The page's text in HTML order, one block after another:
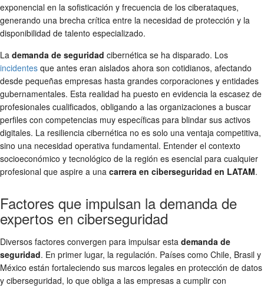
exponencial en la sofisticación y frecuencia de los ciberataques,
generando una brecha crítica entre la necesidad de protección y la
disponibilidad de talento especializado.
La demanda de seguridad cibernética se ha disparado. Los
incidentes que antes eran aislados ahora son cotidianos, afectando
desde pequeñas empresas hasta grandes corporaciones y entidades
gubernamentales. Esta realidad ha puesto en evidencia la escasez de
profesionales cualificados, obligando a las organizaciones a buscar
perfiles con competencias muy específicas para blindar sus activos
digitales. La resiliencia cibernética no es solo una ventaja competitiva,
sino una necesidad operativa fundamental. Entender el contexto
socioeconómico y tecnológico de la región es esencial para cualquier
profesional que aspire a una carrera en ciberseguridad en LATAM.
Factores que impulsan la demanda de
expertos en ciberseguridad
Diversos factores convergen para impulsar esta demanda de
seguridad. En primer lugar, la regulación. Países como Chile, Brasil y
México están fortaleciendo sus marcos legales en protección de datos
y ciberseguridad, lo que obliga a las empresas a cumplir con